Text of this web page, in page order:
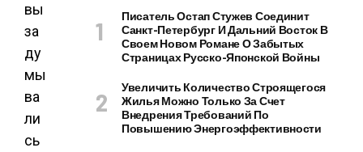
вы
за
ду
мы
ва
ли
сь
Писатель Остап Стужев Соединит
Санкт-Петербург И Дальний Восток В
Своем Новом Романе О Забытых
Страницах Русско-Японской Войны
Увеличить Количество Строящегося
Жилья Можно Только За Счет
Внедрения Требований По
Повышению Энергоэффективности